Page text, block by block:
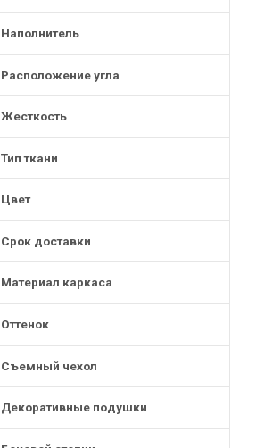
Наполнитель
Расположение угла
Жесткость
Тип ткани
Цвет
Срок доставки
Материал каркаса
Оттенок
Съемный чехол
Декоративные подушки